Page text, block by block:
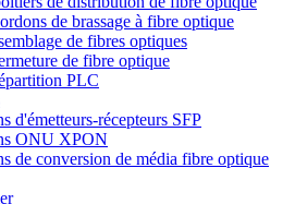
de brassage à fibre optique
de fibres optiques
de fibre optique
PLC
d'émetteurs-récepteurs SFP
ONU XPON
de conversion de média fibre optique